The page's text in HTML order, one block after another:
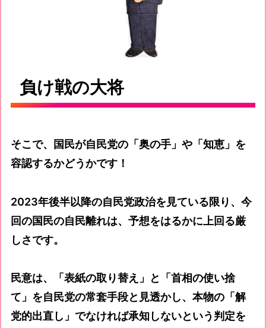
負け戦の大将
そこで、国民が自民党の「奥の手」や「知恵」を
容認するかどうかです！
2023年後半以降の自民党政治を見ている限り、今
回の国民の自民離れは、予想をはるかに上回る厳
しさです。
民意は、「表紙の取り替え」と「首相の使い捨
て」を自民党の常套手段と見透かし、本物の「解
党的出直し」でなければ承知しないという判定を